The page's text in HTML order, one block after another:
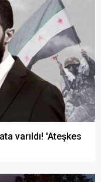
varıldı! 'Ateşkes